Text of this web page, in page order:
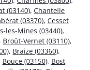
(03140), Chantelle
(03370), Cesset
les-Mines (03440),
Broût-Vernet (03110),
, Braize (03360),
Bouce (03150), Bost